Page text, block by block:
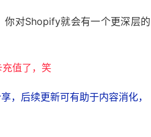
你对Shopify就会有一个更深层的
值了，笑
，后续更新可有助于内容消化，